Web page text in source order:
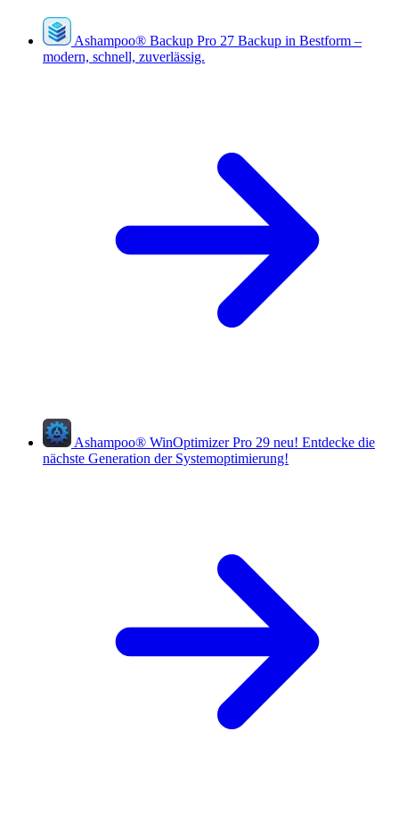
Ashampoo® Backup Pro 27 Backup in Bestform –
modern, schnell, zuverlässig.
Ashampoo® WinOptimizer Pro 29 neu! Entdecke die
nächste Generation der Systemoptimierung!